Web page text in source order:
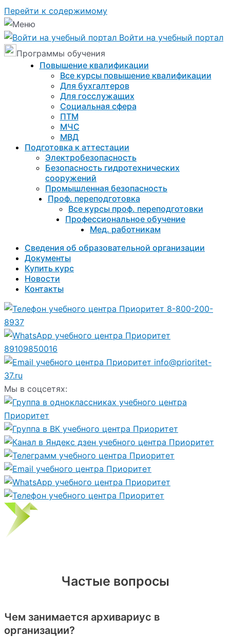
Перейти к содержимому
Войти на учебный портал
Программы обучения
Повышение квалификации
Все курсы повышение квалификации
Для бухгалтеров
Для госслужащих
Социальная сфера
ПТМ
МЧС
МВД
Подготовка к aттестации
Электробезопасность
Безопасность гидротехнических
сооружений
Промышленная безопасность
Проф. переподготовка
Все курсы проф. переподготовки
Профессиональное обучение
Мед. работникам
Сведения об образовательной организации
Документы
Купить курс
Новости
Контакты
8-800-200-
8937
89109850016
info@prioritet-
37.ru
Мы в соцсетях:
Частые вопросы
Чем занимается архивариус в
организации?